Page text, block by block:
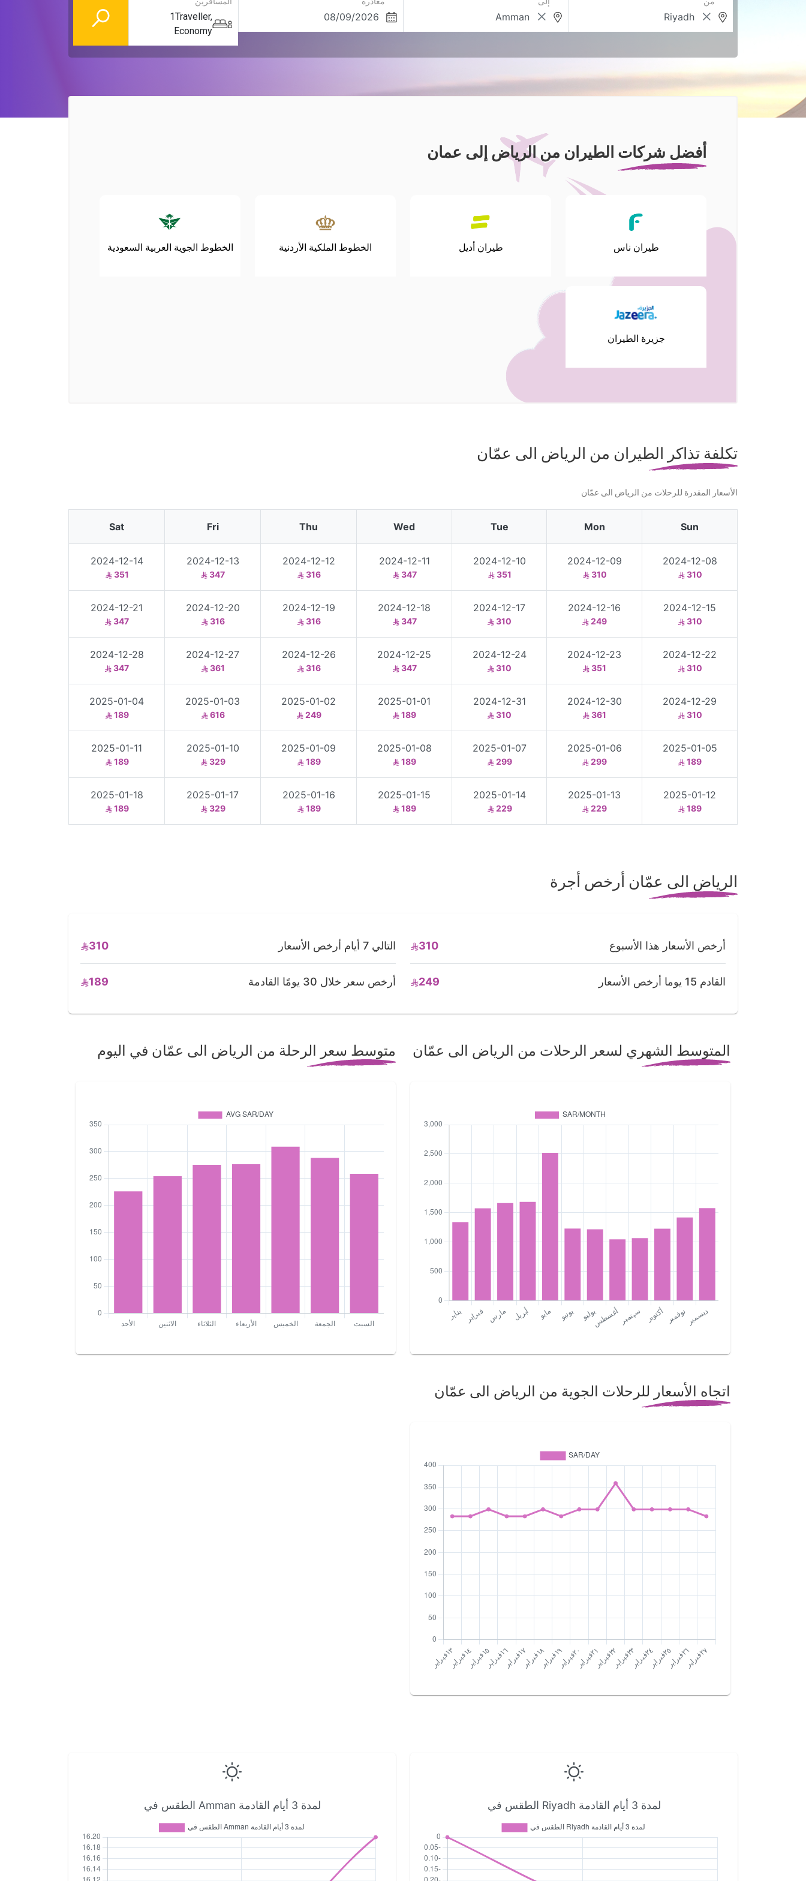
1Traveller,
Economy
أفضل شركات الطيران من الرياض إلى عمان
طيران ناس طيران أديل الخطوط الملكية الأردنية الخطوط الجوية العربية السعودية
جزيرة الطيران
تكلفة تذاكر الطيران من الرياض الى عمّان
الأسعار المقدرة للرحلات من الرياض الى عمّان
Sun
Mon
Tue
Wed
Thu
Fri
Sat
2024-12-08
310
2024-12-09
310
2024-12-10
351
2024-12-11
347
2024-12-12
316
2024-12-13
347
2024-12-14
351
2024-12-15
310
2024-12-16
249
2024-12-17
310
2024-12-18
347
2024-12-19
316
2024-12-20
316
2024-12-21
347
2024-12-22
310
2024-12-23
351
2024-12-24
310
2024-12-25
347
2024-12-26
316
2024-12-27
361
2024-12-28
347
2024-12-29
310
2024-12-30
361
2024-12-31
310
2025-01-01
189
2025-01-02
249
2025-01-03
616
2025-01-04
189
2025-01-05
189
2025-01-06
299
2025-01-07
299
2025-01-08
189
2025-01-09
189
2025-01-10
329
2025-01-11
189
2025-01-12
189
2025-01-13
229
2025-01-14
229
2025-01-15
189
2025-01-16
189
2025-01-17
329
2025-01-18
189
الرياض الى عمّان أرخص أجرة
أرخص الأسعار هذا الأسبوع 310 التالي 7 أيام أرخص الأسعار 310
القادم 15 يوما أرخص الأسعار 249 أرخص سعر خلال 30 يومًا القادمة 189
المتوسط الشهري لسعر الرحلات من الرياض الى عمّان متوسط سعر الرحلة من الرياض الى عمّان في اليوم
اتجاه الأسعار للرحلات الجوية من الرياض الى عمّان
لمدة 3 أيام القادمة Riyadh الطقس في لمدة 3 أيام القادمة Amman الطقس في